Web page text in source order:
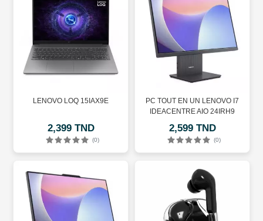
LENOVO LOQ 15IAX9E
2,399 TND
(0)
PC TOUT EN UN LENOVO I7
IDEACENTRE AIO 24IRH9
2,599 TND
(0)